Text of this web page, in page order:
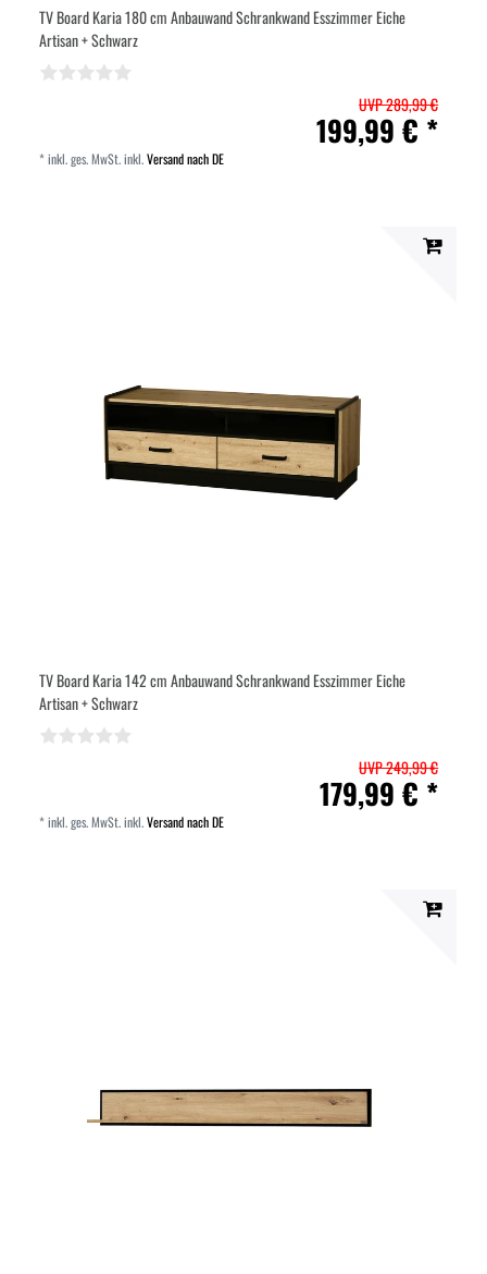
TV Board Karia 180 cm Anbauwand Schrankwand Esszimmer Eiche
Artisan + Schwarz
UVP 289,99 €
199,99 € *
*inkl. ges. MwSt.inkl.Versand nach DE
TV Board Karia 142 cm Anbauwand Schrankwand Esszimmer Eiche
Artisan + Schwarz
UVP 249,99 €
179,99 € *
*inkl. ges. MwSt.inkl.Versand nach DE